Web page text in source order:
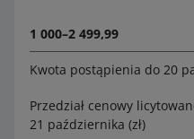
1 000–2 499,99
Kwota postąpienia do 20
Przedział cenowy
21 października (zł)